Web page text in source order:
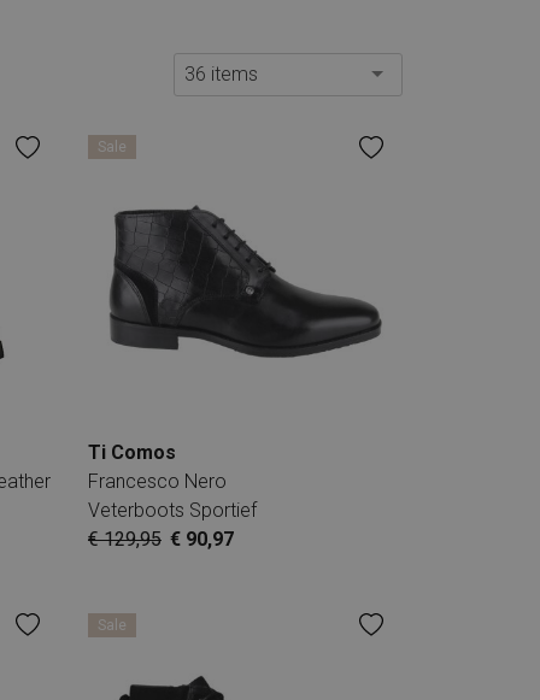
36 items
Sale
Ti Comos
Francesco Nero
Veterboots Sportief
€ 129,95 € 90,97
Sale